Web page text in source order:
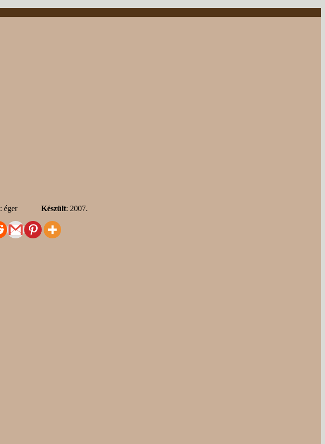
: éger Készült: 2007.